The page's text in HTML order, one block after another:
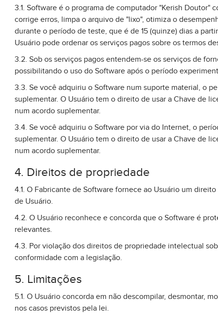
3.1. Software é o programa de computador "Kerish
corrige erros, limpa o arquivo de "lixo", otimiza o
durante o período de teste, que é de 15 (quinze) dias a
Usuário pode ordenar os serviços pagos sobre os termos
3.2. Sob os serviços pagos entendem-se os serviços de
possibilitando o uso do Software após o período
3.3. Se você adquiriu o Software num suporte material, o
suplementar. O Usuário tem o direito de usar a Chave de
num acordo suplementar.
3.4. Se você adquiriu o Software por via do Internet, o
suplementar. O Usuário tem o direito de usar a Chave de
num acordo suplementar.
4. Direitos de propriedade
4.1. O Fabricante de Software fornece ao Usuário um
de Usuário.
4.2. O Usuário reconhece e concorda que o Software é
relevantes.
4.3. Por violação dos direitos de propriedade intelectual
conformidade com a legislação.
5. Limitações
5.1. O Usuário concorda em não descompilar, desmontar,
nos casos previstos pela lei.